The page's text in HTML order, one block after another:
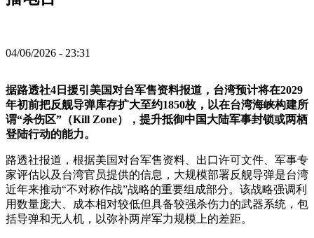
04/06/2026 - 23:31
据路透社4日援引美国对台军售资料报道，台湾预计将在2029
年初前把反舰导弹库存扩大至约1850枚，以在台湾海峡构建所
谓“杀伤区”（Kill Zone），提升抵御中国大陆军事封锁或两栖
登陆行动的能力。
路透社报道，根据美国对台军售资料、出口许可文件、军事专
家评估以及台湾官员提供的信息，大规模部署反舰导弹是台湾
近年来推动“不对称作战”战略的重要组成部分。该战略强调利
用数量庞大、成本相对较低但具备较强杀伤力的武器系统，包
括导弹和无人机，以弥补两岸军力规模上的差距。